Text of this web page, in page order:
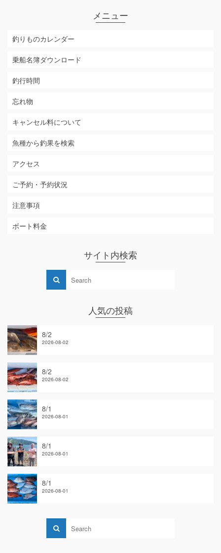
メニュー
釣りものカレンダー
乗船名簿ダウンロード
釣行時間
忘れ物
キャンセル料について
魚種から釣果を検索
アクセス
ご予約・予約状況
注意事項
ボート料金
サイト内検索
人気の投稿
8/2
2026-08-02
8/2
2026-08-02
8/1
2026-08-01
8/1
2026-08-01
8/1
2026-08-01